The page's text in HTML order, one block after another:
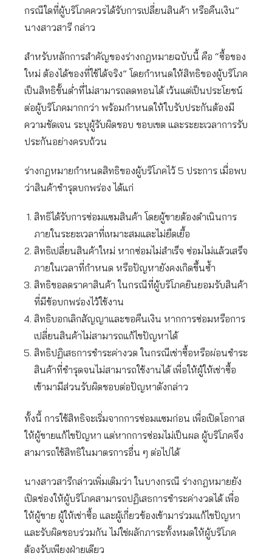
กรณีใดที่ผู้บริโภคควรได้รับการเปลี่ยนสินค้า หรือคืนเงิน”
นางสาวสารี กล่าว
สำหรับหลักการสำคัญของร่างกฎหมายฉบับนี้ คือ “ซื้อของ
ใหม่ ต้องได้ของที่ใช้ได้จริง” โดยกำหนดให้สิทธิของผู้บริโภค
เป็นสิทธิขั้นต่ำที่ไม่สามารถลดทอนได้ เว้นแต่เป็นประโยชน์
ต่อผู้บริโภคมากกว่า พร้อมกำหนดให้ใบรับประกันต้องมี
ความชัดเจน ระบุผู้รับผิดชอบ ขอบเขต และระยะเวลาการรับ
ประกันอย่างครบถ้วน
ร่างกฎหมายกำหนดสิทธิของผู้บริโภคไว้ 5 ประการ เมื่อพบ
ว่าสินค้าชำรุดบกพร่อง ได้แก่
สิทธิได้รับการซ่อมแซมสินค้า โดยผู้ขายต้องดำเนินการ
ภายในระยะเวลาที่เหมาะสมและไม่ยืดเยื้อ
สิทธิเปลี่ยนสินค้าใหม่ หากซ่อมไม่สำเร็จ ซ่อมไม่แล้วเสร็จ
ภายในเวลาที่กำหนด หรือปัญหายังคงเกิดขึ้นซ้ำ
สิทธิขอลดราคาสินค้า ในกรณีที่ผู้บริโภคยินยอมรับสินค้า
ที่มีข้อบกพร่องไว้ใช้งาน
สิทธิบอกเลิกสัญญาและขอคืนเงิน หากการซ่อมหรือการ
เปลี่ยนสินค้าไม่สามารถแก้ไขปัญหาได้
สิทธิปฏิเสธการชำระค่างวด ในกรณีเช่าซื้อหรือผ่อนชำระ
สินค้าที่ชำรุดจนไม่สามารถใช้งานได้ เพื่อให้ผู้ให้เช่าซื้อ
เข้ามามีส่วนรับผิดชอบต่อปัญหาดังกล่าว
ทั้งนี้ การใช้สิทธิจะเริ่มจากการซ่อมแซมก่อน เพื่อเปิดโอกาส
ให้ผู้ขายแก้ไขปัญหา แต่หากการซ่อมไม่เป็นผล ผู้บริโภคจึง
สามารถใช้สิทธิในมาตรการอื่น ๆ ต่อไปได้
นางสาวสารีกล่าวเพิ่มเติมว่า ในบางกรณี ร่างกฎหมายยัง
เปิดช่องให้ผู้บริโภคสามารถปฏิเสธการชำระค่างวดได้ เพื่อ
ให้ผู้ขาย ผู้ให้เช่าซื้อ และผู้เกี่ยวข้องเข้ามาร่วมแก้ไขปัญหา
และรับผิดชอบร่วมกัน ไม่ใช่ผลักภาระทั้งหมดให้ผู้บริโภค
ต้องรับเพียงฝ่ายเดียว